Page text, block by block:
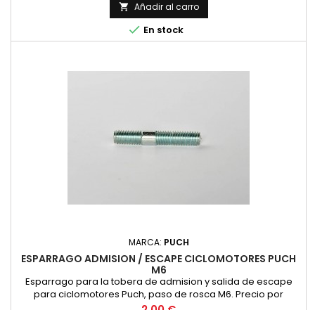
 Añadir al carro
 En stock
MARCA: PUCH
ESPARRAGO ADMISION / ESCAPE CICLOMOTORES PUCH
M6
Esparrago para la tobera de admision y salida de escape
para ciclomotores Puch, paso de rosca M6. Precio por
unidad